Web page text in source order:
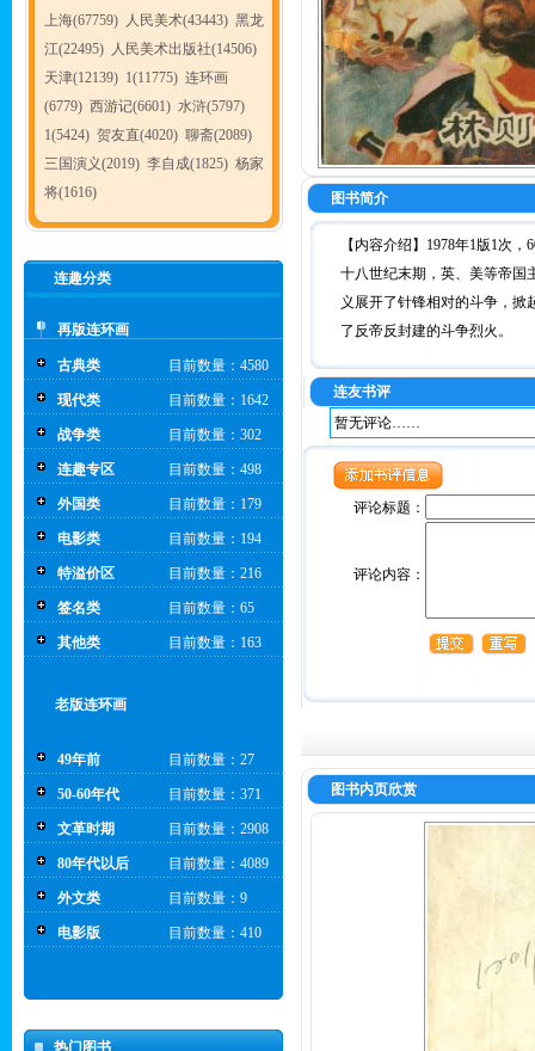
上海(67759) 人民美术(43443) 黑龙
江(22495) 人民美术出版社(14506)
天津(12139) 1(11775) 连环画
(6779) 西游记(6601) 水浒(5797)
1(5424) 贺友直(4020) 聊斋(2089)
三国演义(2019) 李自成(1825) 杨家
将(1616)
连趣分类
再版连环画
古典类 目前数量：4580
现代类 目前数量：1642
战争类 目前数量：302
连趣专区 目前数量：498
外国类 目前数量：179
电影类 目前数量：194
特溢价区 目前数量：216
签名类 目前数量：65
其他类 目前数量：163
老版连环画
49年前 目前数量：27
50-60年代 目前数量：371
文革时期 目前数量：2908
80年代以后 目前数量：4089
外文类 目前数量：9
电影版 目前数量：410
热门图书
图书简介
【内容介绍】1978年1版1次，
十八世纪末期，英、美等帝国
义展开了针锋相对的斗争，
了反帝反封建的斗争烈火。
连友书评
暂无评论……
评论标题：
评论内容：
图书内页欣赏